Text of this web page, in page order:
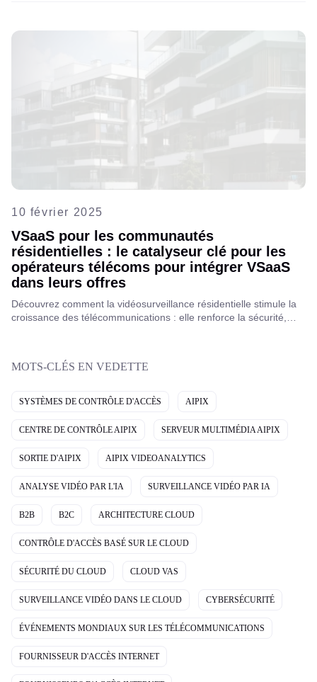
10 février 2025
VSaaS pour les communautés
résidentielles : le catalyseur clé pour les
opérateurs télécoms pour intégrer VSaaS
dans leurs offres
Découvrez comment la vidéosurveillance résidentielle stimule la
croissance des télécommunications : elle renforce la sécurité,
vidéosurveillance en mode SaaS à votre portefeuille.
MOTS-CLÉS EN VEDETTE
SYSTÈMES DE CONTRÔLE D'ACCÈS AIPIX
CENTRE DE CONTRÔLE AIPIX SERVEUR MULTIMÉDIA AIPIX
SORTIE D'AIPIX AIPIX VIDEOANALYTICS
ANALYSE VIDÉO PAR L'IA SURVEILLANCE VIDÉO PAR IA
B2B B2C ARCHITECTURE CLOUD
CONTRÔLE D'ACCÈS BASÉ SUR LE CLOUD
SÉCURITÉ DU CLOUD CLOUD VAS
SURVEILLANCE VIDÉO DANS LE CLOUD CYBERSÉCURITÉ
ÉVÉNEMENTS MONDIAUX SUR LES TÉLÉCOMMUNICATIONS
FOURNISSEUR D'ACCÈS INTERNET